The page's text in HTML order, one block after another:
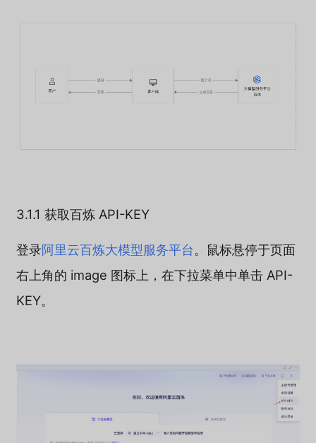
3.1.1 获取百炼 API-KEY
登录阿里云百炼大模型服务平台。鼠标悬停于页面
右上角的 image 图标上，在下拉菜单中单击 API-
KEY。